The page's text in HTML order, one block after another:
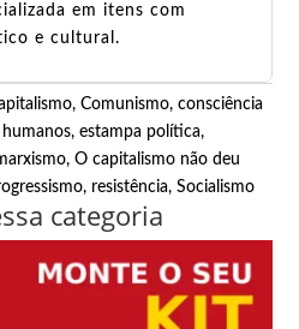
em itens com
e cultural.
,Comunismo,consciência
,estampa política,
,O capitalismo não deu
, resistência,Socialismo
categoria